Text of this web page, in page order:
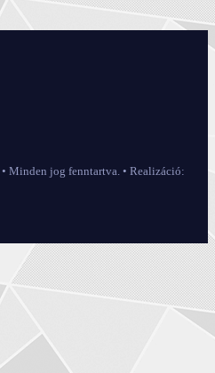
• Minden jog fenntartva. • Realizáció: